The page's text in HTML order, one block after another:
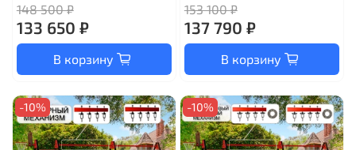
148 500 ₽
133 650 ₽
В корзину
153 100 ₽
137 790 ₽
В корзину
-10% -10%